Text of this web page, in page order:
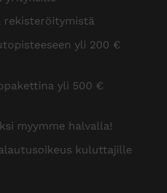
rekisteröitymistä
yli 200 €
yli 500 €
myymme halvalla!
kuluttajille